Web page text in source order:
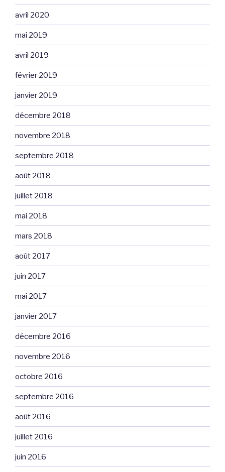
avril 2020
mai 2019
avril 2019
février 2019
janvier 2019
décembre 2018
novembre 2018
septembre 2018
août 2018
juillet 2018
mai 2018
mars 2018
août 2017
juin 2017
mai 2017
janvier 2017
décembre 2016
novembre 2016
octobre 2016
septembre 2016
août 2016
juillet 2016
juin 2016